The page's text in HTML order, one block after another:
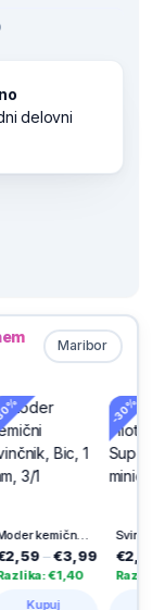
delovni
Maribor
Moder kemični svinčnik, Bic, 1 mm, 3/1
€3,99
€1,40
€2,58 –
Razlika: €1,11